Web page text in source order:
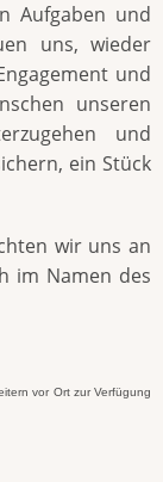
Aufgaben und
uns, wieder
und
unseren
und
ein Stück
wir uns an
im Namen des
vor Ort zur Verfügung